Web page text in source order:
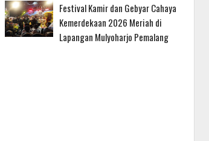
Festival Kamir dan Gebyar Cahaya
Kemerdekaan 2026 Meriah di
Lapangan Mulyoharjo Pemalang